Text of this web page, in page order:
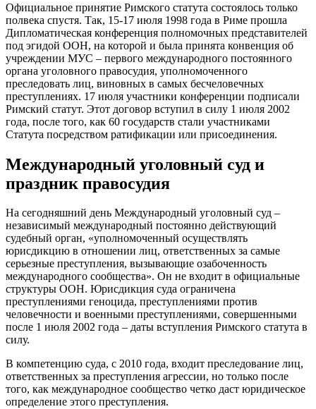
Официальное принятие Римского статута состоялось только
полвека спустя. Так, 15-17 июля 1998 года в Риме прошла
Дипломатическая конференция полномочных представителей
под эгидой ООН, на которой и была принята конвенция об
учреждении МУС – первого международного постоянного
органа уголовного правосудия, уполномоченного
преследовать лиц, виновных в самых бесчеловечных
преступлениях. 17 июля участники конференции подписали
Римский статут. Этот договор вступил в силу 1 июля 2002
года, после того, как 60 государств стали участниками
Статута посредством ратификации или присоединения.
Международный уголовный суд и
праздник правосудия
На сегодняшний день Международный уголовный суд –
независимый международный постоянно действующий
судебный орган, «уполномоченный осуществлять
юрисдикцию в отношении лиц, ответственных за самые
серьезные преступления, вызывающие озабоченность
международного сообщества». Он не входит в официальные
структуры ООН. Юрисдикция суда ограничена
преступлениями геноцида, преступлениями против
человечности и военными преступлениями, совершенными
после 1 июля 2002 года – даты вступления Римского статута в
силу.
В компетенцию суда, с 2010 года, входит преследование лиц,
ответственных за преступления агрессии, но только после
того, как международное сообщество четко даст юридическое
определение этого преступления.